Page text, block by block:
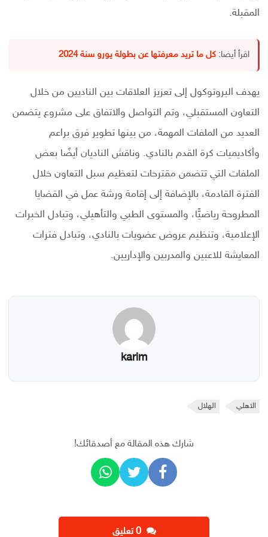
المقبلة.
اقرأ أيضا: كل ما تريد معرفتها عن بطولة يورو سنة 2024
يهدف البروتوكول إلى تعزيز العلاقات بين الناديين من خلال
التعاون المستقبلي، وتم التواصل والاتفاق على مشروع يتضمن
العديد من الملفات المهمة، من بينها تطوير فرق براعم
وأكاديميات كرة القدم بالنادي. وناقش الناديان أيضًا بعض
الملفات التي تتضمن مقترحات لتعظيم سبل التعاون خلال
الفترة القادمة، بالإضافة إلى إقامة ورشة عمل في القضايا
المطروحة رياضيًّا، والمستوى الطبي والتأهيلي، وتبادل الخبرات
الإعلامية، وتنظيم عروض عضويات بالنادي، وتبادل فترات
المعايشة للاعبين والمدربين والإداريين.
karim
الاهلي الهلال
شارك هذه المقالة مع أصدقائك!
‫0 تعليق